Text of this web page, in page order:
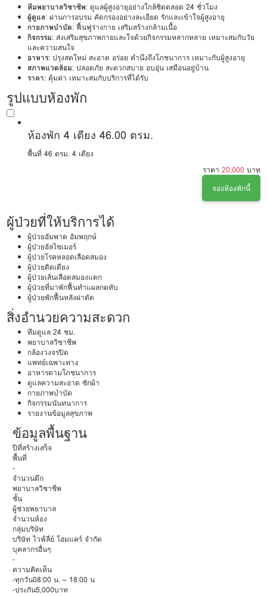
ทีมพยาบาลวิชาชีพ: ดูแลผู้สูงอายุอย่างใกล้ชิดตลอด 24 ชั่วโมง
ผู้ดูแล: ผ่านการอบรม คัดกรองอย่างละเอียด รักและเข้าใจผู้สูงอายุ
กายภาพบำบัด: ฟื้นฟูร่างกาย เสริมสร้างกล้ามเนื้อ
กิจกรรม: ส่งเสริมสุขภาพกายและใจด้วยกิจกรรมหลากหลาย เหมาะสมกับวัย
และความสนใจ
อาหาร: ปรุงสดใหม่ สะอาด อร่อย คำนึงถึงโภชนาการ เหมาะกับผู้สูงอายุ
สภาพแวดล้อม: ปลอดภัย สะดวกสบาย อบอุ่น เสมือนอยู่บ้าน
ราคา: คุ้มค่า เหมาะสมกับบริการที่ได้รับ
รูปแบบห้องพัก
ห้องพัก 4 เตียง 46.00 ตรม.
พื้นที่ 46 ตรม. 4 เตียง
ราคา 20,000 บาท
จองห้องพักนี้
ผู้ป่วยที่ให้บริการได้
ผู้ป่วยอัมพาต อัมพฤกษ์
ผู้ป่วยอัลไซเมอร์
ผู้ป่วยโรคหลอดเลือดสมอง
ผู้ป่วยติดเตียง
ผู้ป่วยเส้นเลือดสมองแตก
ผู้ป่วยที่มาพักฟื้นทำแผลกดทับ
ผู้ป่วยพักฟื้นหลังผ่าตัด
สิ่งอำนวยความสะดวก
ทีมดูแล 24 ชม.
พยาบาลวิชาชีพ
กล้องวงจรปิด
แพทย์เฉพาะทาง
อาหารตามโภชนาการ
ดูแลความสะอาด ซักผ้า
กายภาพบำบัด
กิจกรรมนันทนาการ
รายงานข้อมูลสุขภาพ
ข้อมูลพื้นฐาน
ปีที่สร้างเสร็จ
พื้นที่
-
จำนวนตึก
พยาบาลวิชาชีพ
ชั้น
ผู้ช่วยพยาบาล
จำนวนห้อง
กลุ่มบริษัท
บริษัท ไวฟ์ลี่ย์ โฮมแคร์ จำกัด
บุคลากรอื่นๆ
-
ความคิดเห็น
-ทุกวัน08:00 น. – 18:00 น
-ประกัน5,000บาท